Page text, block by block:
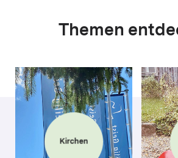
Themen
Kirchen